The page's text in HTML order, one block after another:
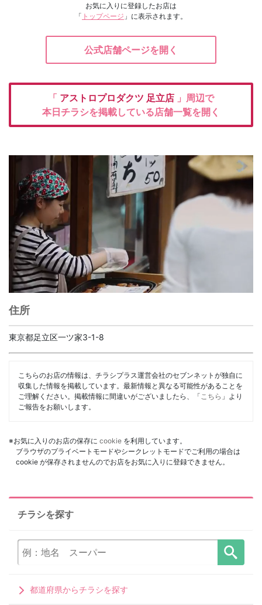
お気に入りに登録したお店は
「 トップページ 」に表示されます。
公式店舗ページを開く
「 アストロプロダクツ 足立店 」周辺で
本日チラシを掲載している店舗一覧を開く
住所
東京都足立区一ツ家3-1-8
こちらのお店の情報は、チラシプラス運営会社のセブンネットが独自に
収集した情報を掲載しています。最新情報と異なる可能性があることを
ご理解ください。掲載情報に間違いがございましたら、「 こちら 」より
ご報告をお願いします。
※お気に入りのお店の保存に cookie を利用しています。
ブラウザのプライベートモードやシークレットモードでご利用の場合は
cookie が保存されませんのでお店をお気に入りに登録できません。
チラシを探す
都道府県からチラシを探す